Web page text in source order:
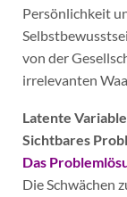
Persönlichkeit
von der
irrelevanten
Latente
Sichtbares
Das
Die Schwächen